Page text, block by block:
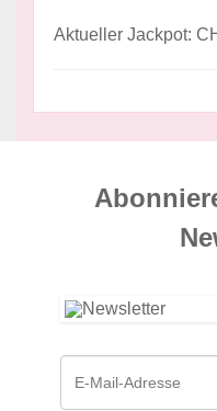
Aktueller Jackpot: